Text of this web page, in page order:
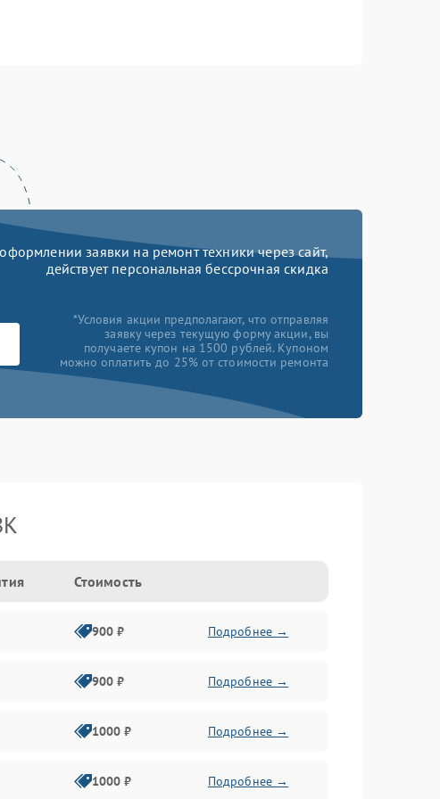
заявки на ремонт техники через сайт,
действует персональная бессрочная скидка
*Условия акции предполагают, что отправляя
заявку через текущую форму акции, вы
получаете купон на 1500 рублей. Купоном
можно оплатить до 25% от стоимости ремонта
Стоимость
900 ₽ Подробнее →
900 ₽ Подробнее →
1000 ₽ Подробнее →
1000 ₽ Подробнее →